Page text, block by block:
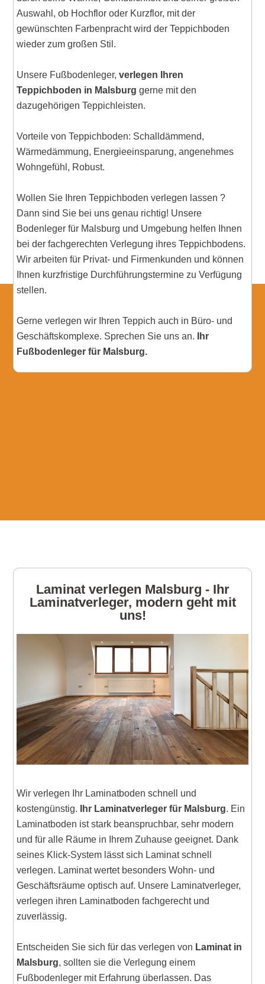
Auswahl, ob Hochflor oder Kurzflor, mit der
gewünschten Farbenpracht wird der Teppichboden
wieder zum großen Stil.
Unsere Fußbodenleger,verlegen Ihren
Teppichboden in Malsburg gerne mit den
dazugehörigen Teppichleisten.
Vorteile von Teppichboden: Schalldämmend,
Wärmedämmung, Energieeinsparung, angenehmes
Wohngefühl, Robust.
Wollen Sie Ihren Teppichboden verlegen lassen ?
Dann sind Sie bei uns genau richtig! Unsere
Bodenleger für Malsburg und Umgebung helfen Ihnen
bei der fachgerechten Verlegung ihres Teppichbodens.
Wir arbeiten für Privat- und Firmenkunden und können
Ihnen kurzfristige Durchführungstermine zu Verfügung
stellen.
Gerne verlegen wir Ihren Teppich auch in Büro- und
Geschäftskomplexe. Sprechen Sie uns an.
Ihr
Fußbodenleger für Malsburg.
Laminat verlegen Malsburg - Ihr
Laminatverleger, modern geht mit
uns!
Wir verlegen Ihr Laminatboden schnell und
kostengünstig.
Ihr Laminatverleger für Malsburg. Ein
Laminatboden ist stark beanspruchbar, sehr modern
und für alle Räume in Ihrem Zuhause geeignet. Dank
seines Klick-System lässt sich Laminat schnell
verlegen. Laminat wertet besonders Wohn- und
Geschäftsräume optisch auf. Unsere Laminatverleger,
verlegen ihren Laminatboden fachgerecht und
zuverlässig.
Entscheiden Sie sich für das verlegen von Laminat in
Malsburg, sollten sie die Verlegung einem
Fußbodenleger mit Erfahrung überlassen. Das